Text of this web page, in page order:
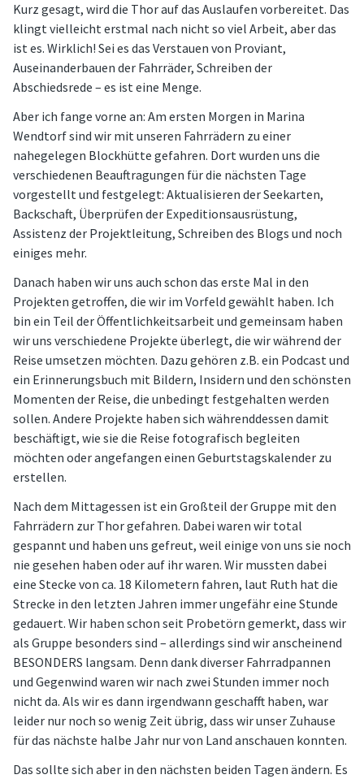
Kurz gesagt, wird die Thor auf das Auslaufen vorbereitet. Das
klingt vielleicht erstmal nach nicht so viel Arbeit, aber das
ist es. Wirklich! Sei es das Verstauen von Proviant,
Auseinanderbauen der Fahrräder, Schreiben der
Abschiedsrede – es ist eine Menge.
Aber ich fange vorne an: Am ersten Morgen in Marina
Wendtorf sind wir mit unseren Fahrrädern zu einer
nahegelegen Blockhütte gefahren. Dort wurden uns die
verschiedenen Beauftragungen für die nächsten Tage
vorgestellt und festgelegt: Aktualisieren der Seekarten,
Backschaft, Überprüfen der Expeditionsausrüstung,
Assistenz der Projektleitung, Schreiben des Blogs und noch
einiges mehr.
Danach haben wir uns auch schon das erste Mal in den
Projekten getroffen, die wir im Vorfeld gewählt haben. Ich
bin ein Teil der Öffentlichkeitsarbeit und gemeinsam haben
wir uns verschiedene Projekte überlegt, die wir während der
Reise umsetzen möchten. Dazu gehören z.B. ein Podcast und
ein Erinnerungsbuch mit Bildern, Insidern und den schönsten
Momenten der Reise, die unbedingt festgehalten werden
sollen. Andere Projekte haben sich währenddessen damit
beschäftigt, wie sie die Reise fotografisch begleiten
möchten oder angefangen einen Geburtstagskalender zu
erstellen.
Nach dem Mittagessen ist ein Großteil der Gruppe mit den
Fahrrädern zur Thor gefahren. Dabei waren wir total
gespannt und haben uns gefreut, weil einige von uns sie noch
nie gesehen haben oder auf ihr waren. Wir mussten dabei
eine Stecke von ca. 18 Kilometern fahren, laut Ruth hat die
Strecke in den letzten Jahren immer ungefähr eine Stunde
gedauert. Wir haben schon seit Probetörn gemerkt, dass wir
als Gruppe besonders sind – allerdings sind wir anscheinend
BESONDERS langsam. Denn dank diverser Fahrradpannen
und Gegenwind waren wir nach zwei Stunden immer noch
nicht da. Als wir es dann irgendwann geschafft haben, war
leider nur noch so wenig Zeit übrig, dass wir unser Zuhause
für das nächste halbe Jahr nur von Land anschauen konnten.
Das sollte sich aber in den nächsten beiden Tagen ändern. Es